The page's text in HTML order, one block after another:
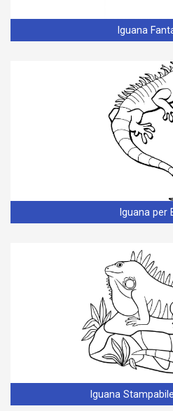
Iguana
Iguana per
Iguana